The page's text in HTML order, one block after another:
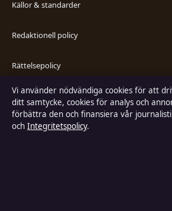
Källor & standarder
Redaktionell policy
Rättelsepolicy
Faktagranskningspolicy
Ägande & finansiering
Vi använder nödvändiga cookies för att
ditt samtycke, cookies för analys och
förbättra den och finansiera vår
och Integritetspolicy.